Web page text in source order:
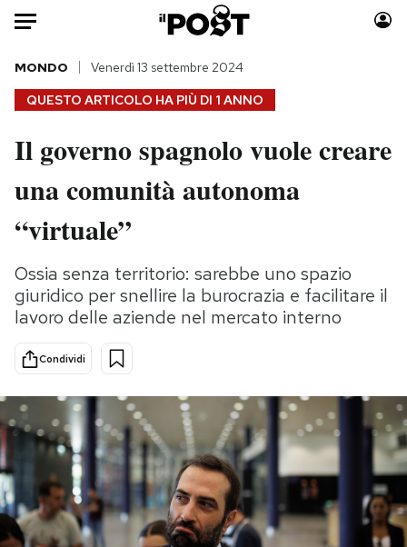
Auto
HOME
Italia
Politica
Tecnologia
Scienza
Cultura
Sport
Moda
Consumismi
Media
Europa
PODCAST
NEWSLETTER
QUESTO ARTICOLO HA PIÙ DI 1 ANNO
MONDO Venerdì 13 settembre 2024
Il governo spagnolo vuole creare
una comunità autonoma
“virtuale”
Ossia senza territorio: sarebbe uno spazio
giuridico per snellire la burocrazia e facilitare il
lavoro delle aziende nel mercato interno
Condividi